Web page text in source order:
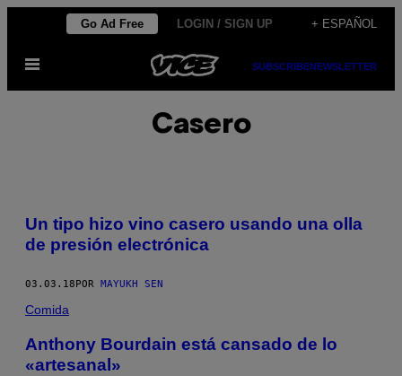
contenido
Go Ad Free LOGIN / SIGN UP + ESPAÑOL
Abrir
SUBSCRIBENEWSLETTER
Casero
Un tipo hizo vino casero usando una olla
de presión electrónica
03.03.18 POR MAYUKH SEN
Comida
Anthony Bourdain está cansado de lo
«artesanal»